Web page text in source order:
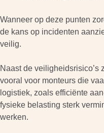
Wanneer op deze punten
de kans op incidenten
veilig.
Naast de veiligheidsrisico’s
vooral voor monteurs die
logistiek, zoals efficiënte
fysieke belasting sterk
werken.